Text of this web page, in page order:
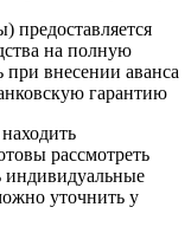
предоставляется
на полную
при внесении аванса
гарантию
рассмотреть
индивидуальные
уточнить у